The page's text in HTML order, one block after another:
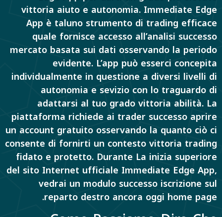
vittoria aiuto e autonomia. Immediate Edge
App è taluno strumento di trading efficace
quale fornisce accesso all’analisi successo
mercato basata sui dati osservando la periodo
evidente. L’app può esserci concepita
individualmente in questione a diversi livelli di
autonomia e sevizio con lo traguardo di
adattarsi al tuo grado vittoria abilità. La
piattaforma richiede ai trader successo aprire
un account gratuito osservando la quanto ciò ci
consente di fornirti un contesto vittoria trading
fidato e protetto. Durante La inizia superiore
del sito Internet ufficiale Immediate Edge App,
vedrai un modulo successo iscrizione sul
reparto destro ancora oggi home page.